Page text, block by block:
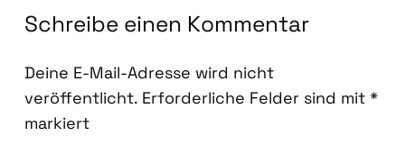
Schreibe einen Kommentar
Deine E-Mail-Adresse wird nicht
veröffentlicht. Erforderliche Felder sind mit *
markiert